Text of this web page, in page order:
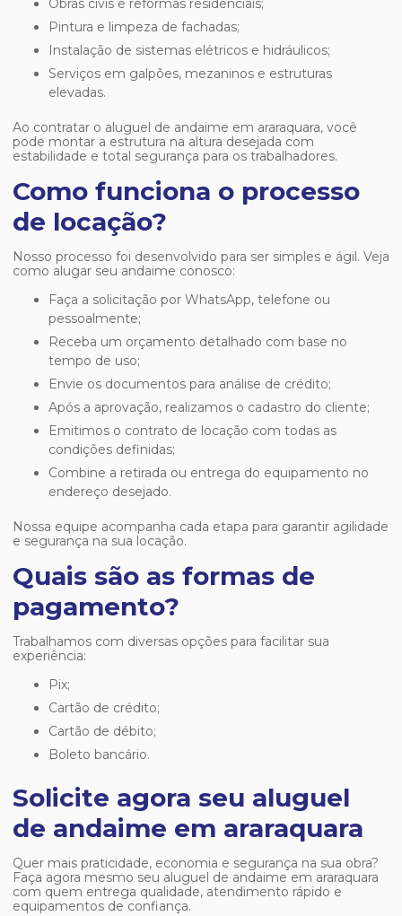
Obras civis e reformas residenciais;
Pintura e limpeza de fachadas;
Instalação de sistemas elétricos e hidráulicos;
Serviços em galpões, mezaninos e estruturas
elevadas.
Ao contratar o aluguel de andaime em araraquara, você
pode montar a estrutura na altura desejada com
estabilidade e total segurança para os trabalhadores.
Como funciona o processo
de locação?
Nosso processo foi desenvolvido para ser simples e ágil. Veja
como alugar seu andaime conosco:
Faça a solicitação por WhatsApp, telefone ou
pessoalmente;
Receba um orçamento detalhado com base no
tempo de uso;
Envie os documentos para análise de crédito;
Após a aprovação, realizamos o cadastro do cliente;
Emitimos o contrato de locação com todas as
condições definidas;
Combine a retirada ou entrega do equipamento no
endereço desejado.
Nossa equipe acompanha cada etapa para garantir agilidade
e segurança na sua locação.
Quais são as formas de
pagamento?
Trabalhamos com diversas opções para facilitar sua
experiência:
Pix;
Cartão de crédito;
Cartão de débito;
Boleto bancário.
Solicite agora seu aluguel
de andaime em araraquara
Quer mais praticidade, economia e segurança na sua obra?
Faça agora mesmo seu aluguel de andaime em araraquara
com quem entrega qualidade, atendimento rápido e
equipamentos de confiança.